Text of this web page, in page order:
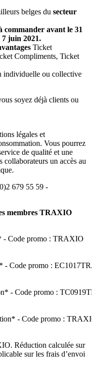
belges du secteur
commander avant le 31
7 juin 2021.
Ticket
Compliments, Ticket
individuelle ou collective
soyez déjà clients ou
légales et
Vous pourrez
de qualité et une
collaborateurs un accès au
679 55 59 -
membres TRAXIO
- Code promo : TRAXIO
- Code promo :
- Code promo :
- Code promo :
Réduction calculée sur
sur les frais d’envoi